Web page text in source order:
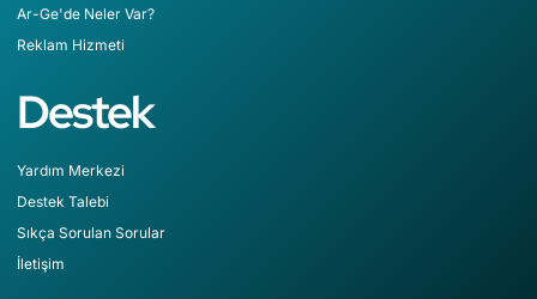
Ar-Ge'de Neler Var?
Reklam Hizmeti
Destek
Yardım Merkezi
Destek Talebi
Sıkça Sorulan Sorular
İletişim